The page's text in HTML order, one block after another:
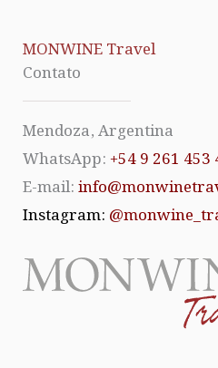
MONWINE Travel
Contato
Mendoza, Argentina
WhatsApp:+54 9 261 453
E-mail:
Instagram: